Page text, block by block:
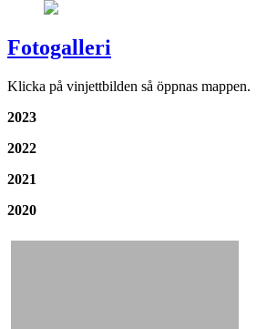
Fotogalleri
Klicka på vinjettbilden så öppnas mappen.
2023
2022
2021
2020